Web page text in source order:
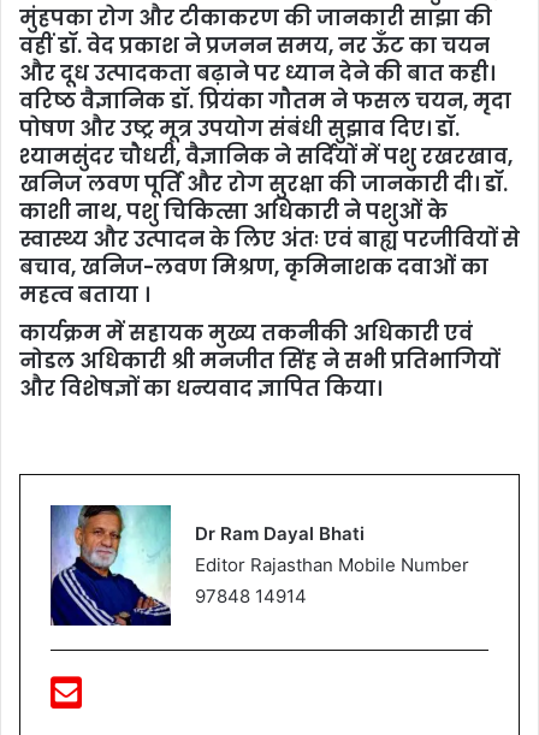
मुंहपका रोग और टीकाकरण की जानकारी साझा की
वहीं डॉ. वेद प्रकाश ने प्रजनन समय, नर ऊँट का चयन
और दूध उत्पादकता बढ़ाने पर ध्यान देने की बात कही।
वरिष्‍ठ वैज्ञानिक डॉ. प्रियंका गौतम ने फसल चयन, मृदा
पोषण और उष्ट्र मूत्र उपयोग संबंधी सुझाव दिए। डॉ.
श्यामसुंदर चौधरी, वैज्ञानिक ने सर्दियों में पशु रखरखाव,
खनिज लवण पूर्ति और रोग सुरक्षा की जानकारी दी। डॉ.
काशी नाथ, पशु चिकित्सा अधिकारी ने पशुओं के
स्वास्थ्य और उत्पादन के लिए अंतः एवं बाह्य परजीवियों से
बचाव, खनिज-लवण मिश्रण, कृमिनाशक दवाओं का
महत्व बताया ।
कार्यक्रम में सहायक मुख्य तकनीकी अधिकारी एवं
नोडल अधिकारी श्री मनजीत सिंह ने सभी प्रतिभागियों
और विशेषज्ञों का धन्यवाद ज्ञापित किया।
Dr Ram Dayal Bhati
Editor Rajasthan Mobile Number
97848 14914